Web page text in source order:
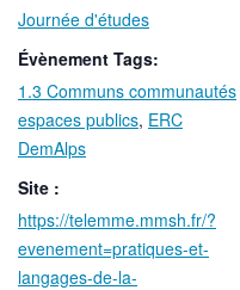
Journée d'études
Évènement Tags:
1.3 Communs communautés
espaces publics, ERC
DemAlps
Site :
https://telemme.mmsh.fr/?
evenement=pratiques-et-
langages-de-la-